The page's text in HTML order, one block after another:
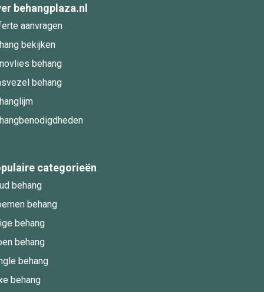
behangplaza.nl
aanvragen
bekijken
behang
behang
categorieën
behang
behang
behang
behang
behang
behang